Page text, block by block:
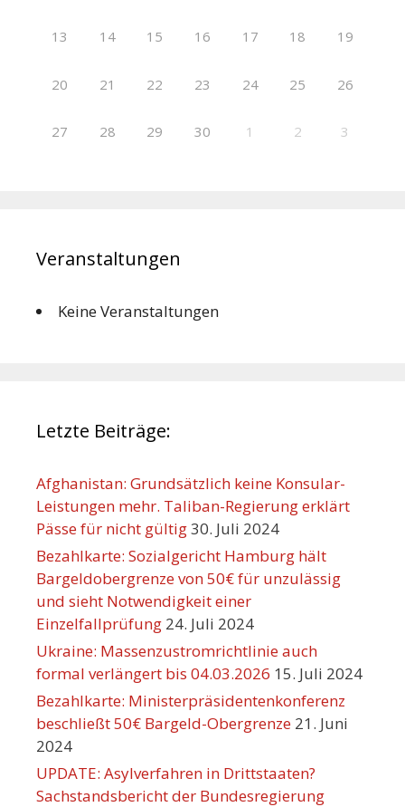
13 14 15 16 17 18 19
20 21 22 23 24 25 26
27 28 29 30 1 2 3
Veranstaltungen
Keine Veranstaltungen
Letzte Beiträge:
Afghanistan: Grundsätzlich keine Konsular-
Leistungen mehr. Taliban-Regierung erklärt
Pässe für nicht gültig30. Juli 2024
Bezahlkarte: Sozialgericht Hamburg hält
Bargeldobergrenze von 50€ für unzulässig
und sieht Notwendigkeit einer
Einzelfallprüfung 24. Juli 2024
Ukraine: Massenzustromrichtlinie auch
formal verlängert bis 04.03.2026 15. Juli 2024
Bezahlkarte: Ministerpräsidentenkonferenz
beschließt 50€ Bargeld-Obergrenze 21. Juni
2024
UPDATE: Asylverfahren in Drittstaaten?
Sachstandsbericht der Bundesregierung